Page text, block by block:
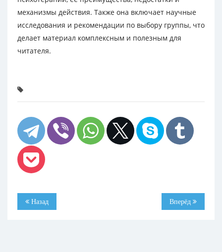
механизмы действия. Также она включает научные
исследования и рекомендации по выбору группы, что
делает материал комплексным и полезным для
читателя.
Назад Вперёд